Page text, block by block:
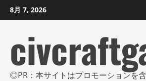
ン
8月 7, 2026
◎PR：本サイトはプロモーションを含